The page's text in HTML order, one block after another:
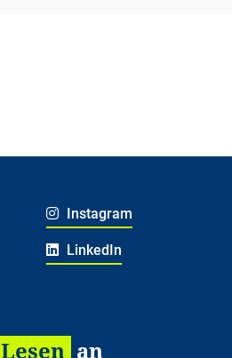
Instagram
LinkedIn
Lesen an